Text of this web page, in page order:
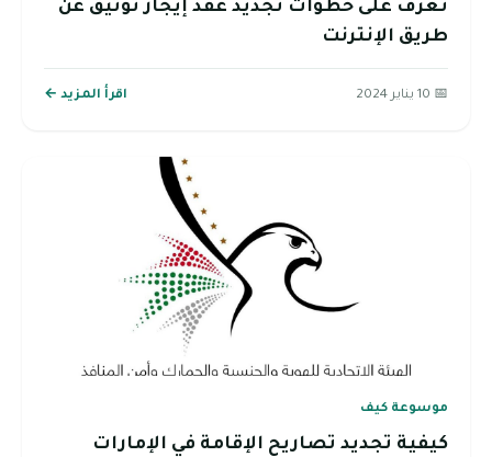
تعرف على خطوات تجديد عقد إيجار توثيق عن
طريق الإنترنت
📅 10 يناير 2024 اقرأ المزيد ←
موسوعة كيف
كيفية تجديد تصاريح الإقامة في الإمارات